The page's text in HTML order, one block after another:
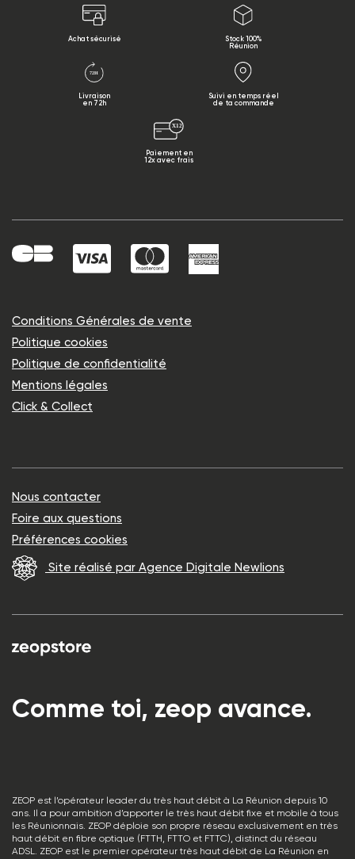
Achat sécurisé
Stock 100%
Réunion
Livraison
en 72h
Suivi en temps réel
de ta commande
Paiement en
12x avec frais
Comme toi, zeop avance.
ZEOP est l’opérateur leader du très haut débit à La Réunion depuis 10
ans. Il a pour ambition d’apporter le très haut débit fixe et mobile à tous
les Réunionnais. ZEOP déploie son propre réseau exclusivement en très
haut débit en fibre optique (FTTH, FTTO et FTTC), distinct du réseau
ADSL. ZEOP est le premier opérateur très haut débit de La Réunion en
Conditions Générales de vente
Politique cookies
Politique de confidentialité
Mentions légales
Click & Collect
Nous contacter
Foire aux questions
Préférences cookies
Site réalisé par Agence Digitale Newlions